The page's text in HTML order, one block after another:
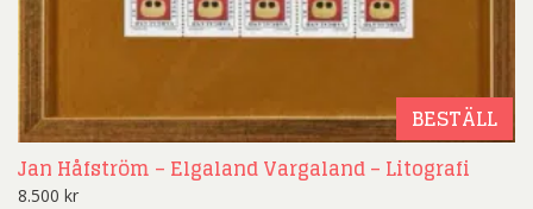
BESTÄLL
Jan Håfström – Elgaland Vargaland – Litografi
8.500 kr